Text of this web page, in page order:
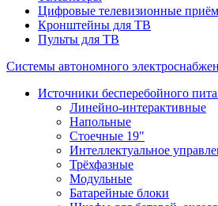
Цифровые телевизионные
Кронштейны для ТВ
Пульты для ТВ
Системы автономного
Источники бесперебойного
Линейно-интерактивные
Напольные
Стоечные 19"
Интеллектуальное
Трёхфазные
Модульные
Батарейные блоки